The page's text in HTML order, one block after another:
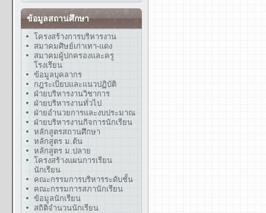
ข้อมูลสถานศึกษา
โครงสร้างการบริหารงาน
สมาคมศิษย์เก่าเทา-แดง
สมาคมผู้ปกครองและครู
โรงเรียน
ข้อมูลบุคลากร
กฎระเบียบและแนวปฏิบัติ
ฝ่ายบริหารงานวิชาการ
ฝ่ายบริหารงานทั่วไป
ฝ่ายอำนวยการและงบประมาณ
ฝ่ายบริหารงานกิจการนักเรียน
หลักสูตรสถานศึกษา
หลักสูตร ม.ต้น
หลักสูตร ม.ปลาย
โครงสร้างแผนการเรียน
นักเรียน
คณะกรรมการบริหารระดับชั้น
คณะกรรมการสภานักเรียน
ข้อมูลนักเรียน
สถิติจำนวนนักเรียน